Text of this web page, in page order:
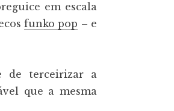
em escala
funko pop – e
de terceirizar a
que a mesma